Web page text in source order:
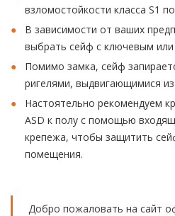
взломостойкости класса S1
В зависимости от ваших
выбрать сейф с ключевым
Помимо замка, сейф
ригелями, выдвигающимися
Настоятельно рекомендуем
ASD к полу с помощью
крепежа, чтобы защитить
помещения.
Добро пожаловать на сайт